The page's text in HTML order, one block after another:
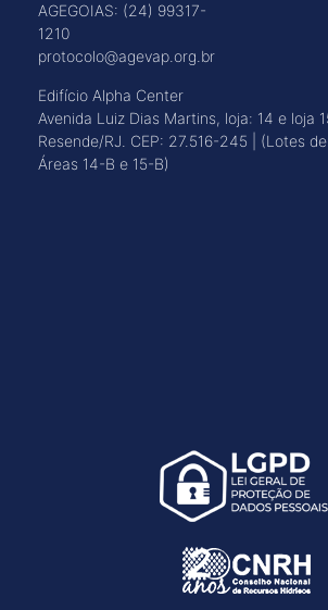
AGEGOIAS: (24) 99317-
1210
protocolo@agevap.org.br
Edifício Alpha Center
Avenida Luiz Dias Martins, loja: 14 e loja
Resende/RJ. CEP: 27.516-245 | (Lotes
Áreas 14-B e 15-B)